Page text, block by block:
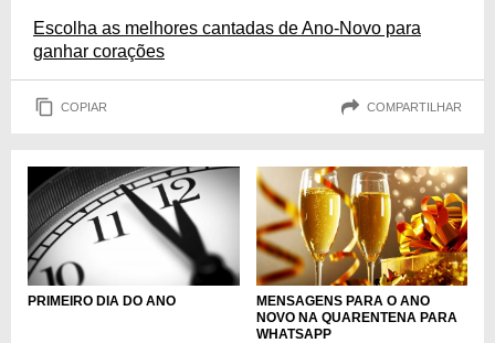
Escolha as melhores cantadas de Ano-Novo para
ganhar corações
COPIAR COMPARTILHAR
PRIMEIRO DIA DO ANO
MENSAGENS PARA O ANO
NOVO NA QUARENTENA PARA
WHATSAPP